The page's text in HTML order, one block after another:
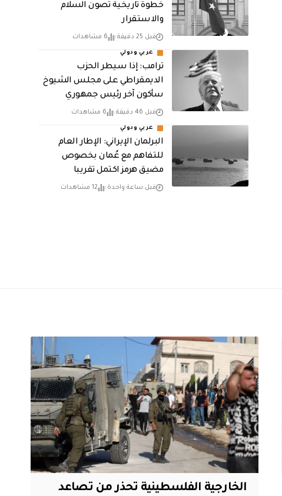
خطوة تاريخية تصون السلام
والاستقرار
قبل 25 دقيقة 6 مشاهدات
عربي ودولي
ترامب: إذا سيطر الحزب
الديمقراطي على مجلس الشيوخ
سأكون آخر رئيس جمهوري
قبل 46 دقيقة 6 مشاهدات
عربي ودولي
البرلمان الإيراني: الإطار العام
للتفاهم مع عُمان بخصوص
مضيق هرمز اكتمل تقريبا
قبل ساعة واحدة 12 مشاهدات
الخارجية الفلسطينية تحذر من تصاعد